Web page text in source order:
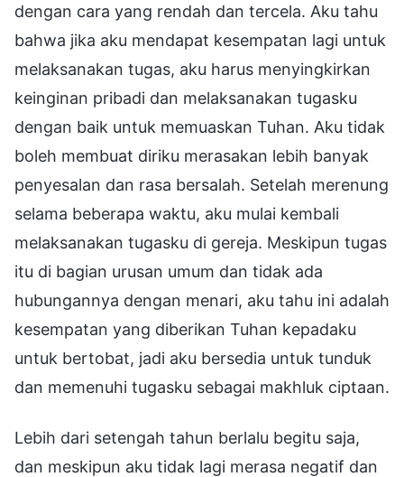
dengan cara yang rendah dan tercela. Aku tahu
bahwa jika aku mendapat kesempatan lagi untuk
melaksanakan tugas, aku harus menyingkirkan
keinginan pribadi dan melaksanakan tugasku
dengan baik untuk memuaskan Tuhan. Aku tidak
boleh membuat diriku merasakan lebih banyak
penyesalan dan rasa bersalah. Setelah merenung
selama beberapa waktu, aku mulai kembali
melaksanakan tugasku di gereja. Meskipun tugas
itu di bagian urusan umum dan tidak ada
hubungannya dengan menari, aku tahu ini adalah
kesempatan yang diberikan Tuhan kepadaku
untuk bertobat, jadi aku bersedia untuk tunduk
dan memenuhi tugasku sebagai makhluk ciptaan.
Lebih dari setengah tahun berlalu begitu saja,
dan meskipun aku tidak lagi merasa negatif dan